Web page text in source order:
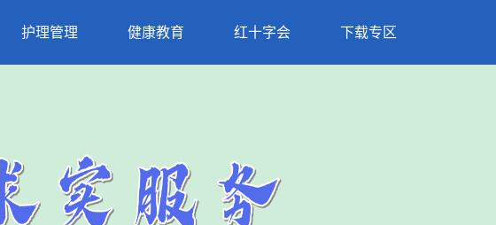
护理管理 健康教育 红十字会 下载专区